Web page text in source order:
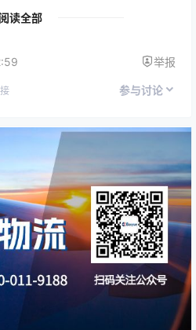
或在最短时间内安排登机；
殊舱位费用通常高于普通货
、派送全过程的全程管理；
紧急订单或客户临时需求，
阅读全部
举报
参与讨论